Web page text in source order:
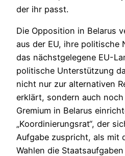
der ihr passt.
Die Opposition in Belarus
aus der EU, ihre politische
das nächstgelegene EU-
politische Unterstützung
nicht nur zur alternativen
erklärt, sondern auch
Gremium in Belarus
„Koordinierungsrat“, der
Aufgabe zuspricht, als mit
Wahlen die